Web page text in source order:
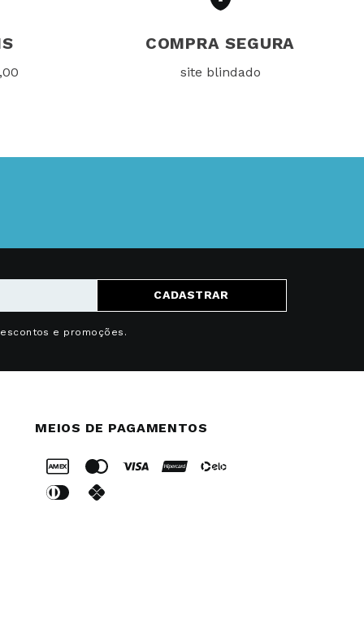
COMPRA SEGURA
site blindado
CADASTRAR
e promoções.
MEIOS DE PAGAMENTOS